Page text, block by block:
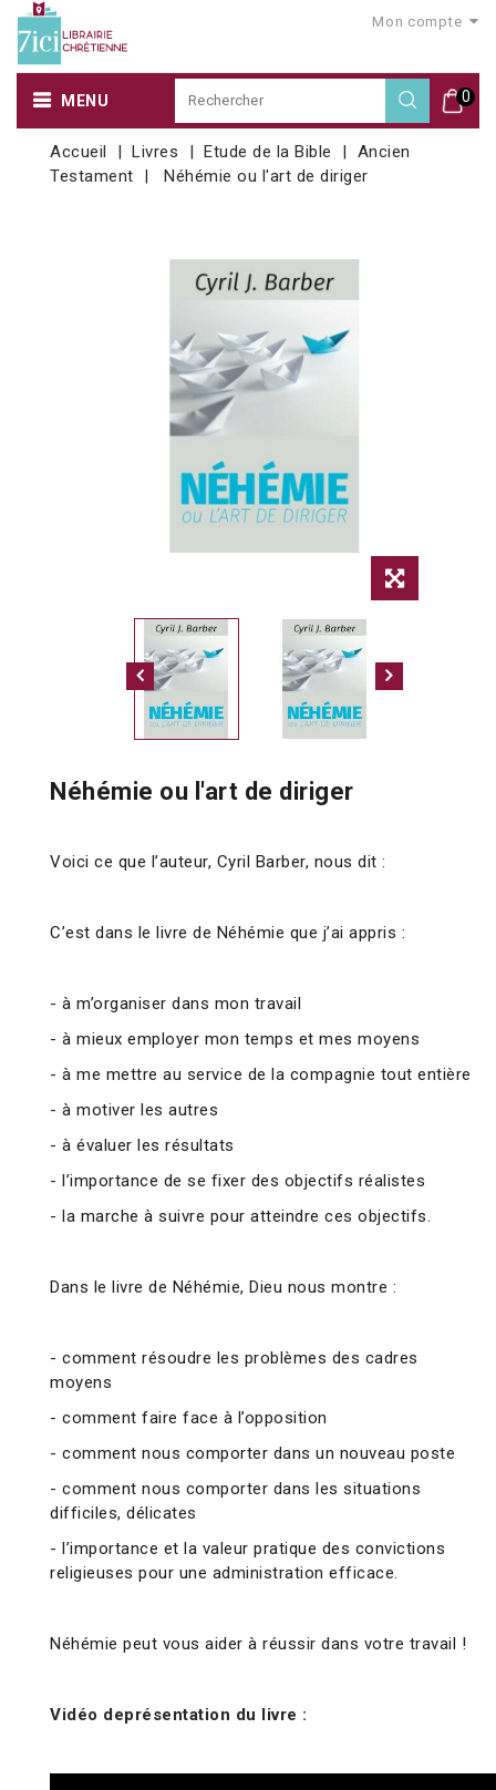
Mon compte
0
MENU
Accueil Livres Etude de la Bible
Ancien
Testament
Néhémie ou l'art de diriger
Néhémie ou l'art de diriger
Voici ce que l’auteur, Cyril Barber, nous dit :
C’est dans le livre de Néhémie que j’ai appris :
- à m’organiser dans mon travail
- à mieux employer mon temps et mes moyens
- à me mettre au service de la compagnie tout entière
- à motiver les autres
- à évaluer les résultats
- l’importance de se fixer des objectifs réalistes
- la marche à suivre pour atteindre ces objectifs.
Dans le livre de Néhémie, Dieu nous montre :
- comment résoudre les problèmes des cadres
moyens
- comment faire face à l’opposition
- comment nous comporter dans un nouveau poste
- comment nous comporter dans les situations
difficiles, délicates
- l’importance et la valeur pratique des convictions
religieuses pour une administration efficace.
Néhémie peut vous aider à réussir dans votre travail !
Vidéo deprésentation du livre :